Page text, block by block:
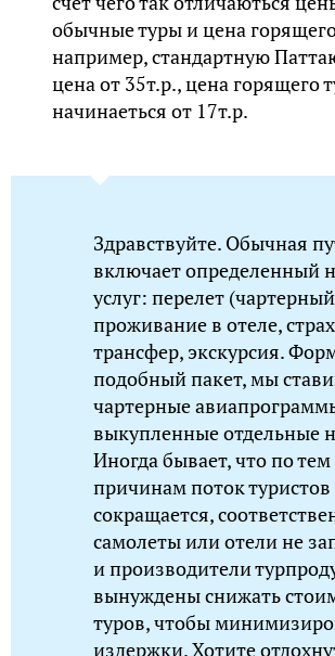
обычные туры и цена
например, стандартную
цена от 35т.р., цена горящего
начинаеться от 17т.р.
Здравствуйте. Обычная
включает определенный
услуг: перелет
проживание в отеле,
трансфер, экскурсия.
подобный пакет, мы
чартерные
выкупленные отдельные
Иногда бывает, что по
причинам поток туристов
сокращается,
самолеты или отели не
и производители
вынуждены снижать
туров, чтобы
издержки. Хотите